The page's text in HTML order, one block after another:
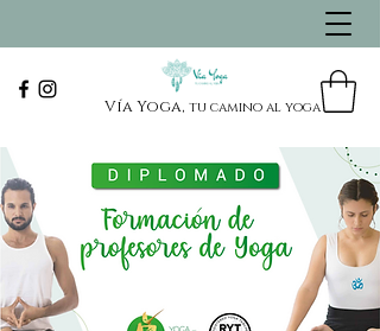
Vía Yoga, tu camino al yoga